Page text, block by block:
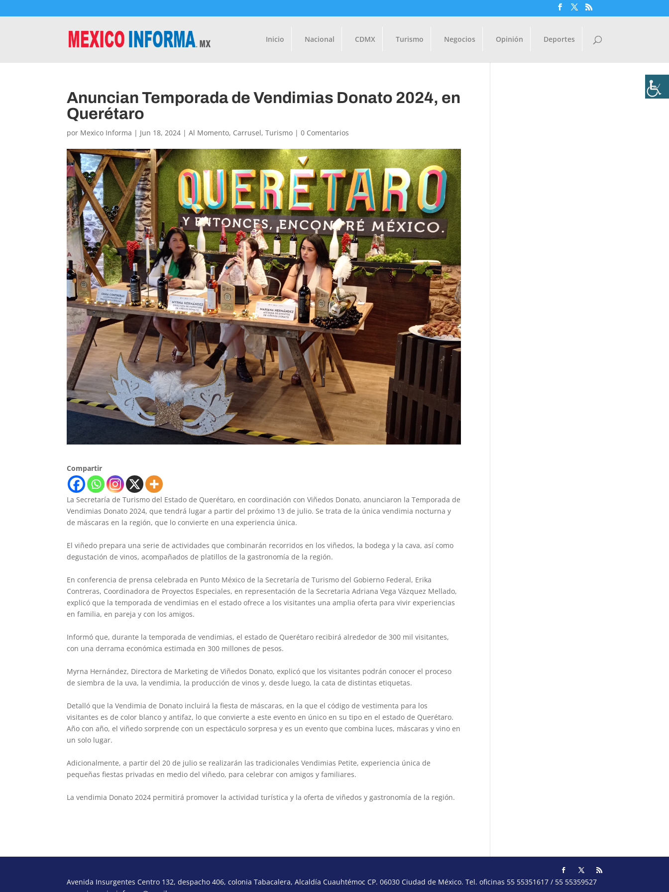
Inicio Nacional CDMX Turismo Negocios Opinión Deportes
Anuncian Temporada de Vendimias Donato 2024, en
Querétaro
por Mexico Informa | Jun 18, 2024 |Al Momento, Carrusel,Turismo |0 Comentarios
Compartir
La Secretaría de Turismo del Estado de Querétaro, en coordinación con Viñedos Donato, anunciaron la Temporada de
Vendimias Donato 2024, que tendrá lugar a partir del próximo 13 de julio. Se trata de la única vendimia nocturna y
de máscaras en la región, que lo convierte en una experiencia única.
El viñedo prepara una serie de actividades que combinarán recorridos en los viñedos, la bodega y la cava, así como
degustación de vinos, acompañados de platillos de la gastronomía de la región.
En conferencia de prensa celebrada en Punto México de la Secretaría de Turismo del Gobierno Federal, Erika
Contreras, Coordinadora de Proyectos Especiales, en representación de la Secretaria Adriana Vega Vázquez Mellado,
explicó que la temporada de vendimias en el estado ofrece a los visitantes una amplia oferta para vivir experiencias
en familia, en pareja y con los amigos.
Informó que, durante la temporada de vendimias, el estado de Querétaro recibirá alrededor de 300 mil visitantes,
con una derrama económica estimada en 300 millones de pesos.
Myrna Hernández, Directora de Marketing de Viñedos Donato, explicó que los visitantes podrán conocer el proceso
de siembra de la uva, la vendimia, la producción de vinos y, desde luego, la cata de distintas etiquetas.
Detalló que la Vendimia de Donato incluirá la fiesta de máscaras, en la que el código de vestimenta para los
visitantes es de color blanco y antifaz, lo que convierte a este evento en único en su tipo en el estado de Querétaro.
Año con año, el viñedo sorprende con un espectáculo sorpresa y es un evento que combina luces, máscaras y vino en
un solo lugar.
Adicionalmente, a partir del 20 de julio se realizarán las tradicionales Vendimias Petite, experiencia única de
pequeñas fiestas privadas en medio del viñedo, para celebrar con amigos y familiares.
La vendimia Donato 2024 permitirá promover la actividad turística y la oferta de viñedos y gastronomía de la región.
Avenida Insurgentes Centro 132, despacho 406, colonia Tabacalera, Alcaldía Cuauhtémoc CP. 06030 Ciudad de México. Tel. oficinas 55 55351617 / 55 55359527